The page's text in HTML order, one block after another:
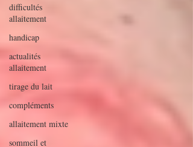
difficultés
allaitement
handicap
actualités
allaitement
tirage du lait
compléments
allaitement mixte
sommeil et